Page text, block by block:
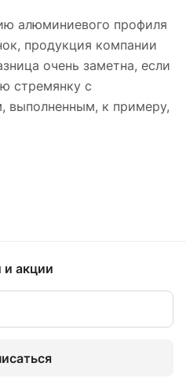
алюминиевого профиля
продукция компании
очень заметна, если
стремянку с
выполненным, к примеру,
и акции